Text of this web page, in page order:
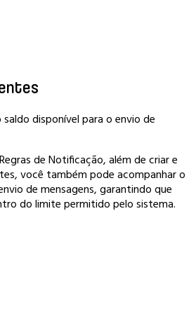
disponível para o envio de
de Notificação, além de criar e
você também pode acompanhar o
de mensagens, garantindo que
do limite permitido pelo sistema.